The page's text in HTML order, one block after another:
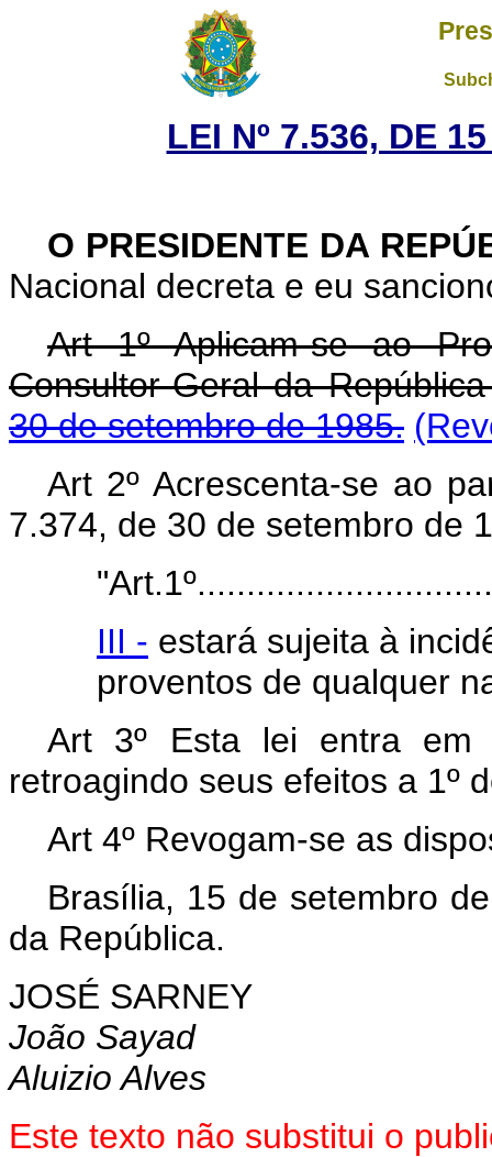
LEI Nº 7.536, DE
O PRESIDENTE DA
Nacional decreta e eu
Art 1º Aplicam-se ao
Consultor-Geral da
30 de setembro de 1985.
Art 2º Acrescenta-se ao
7.374, de 30 de setembro de
III - estará sujeita à
proventos de qualquer
Art 3º Esta lei entra em
retroagindo seus efeitos a 1º
Art 4º Revogam-se as
Brasília, 15 de setembro
da República.
JOSÉ SARNEY
João Sayad
Aluizio Alves
Este texto não substitui o